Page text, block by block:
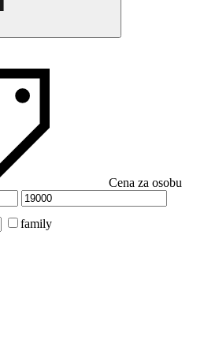
Cena za osobu
family